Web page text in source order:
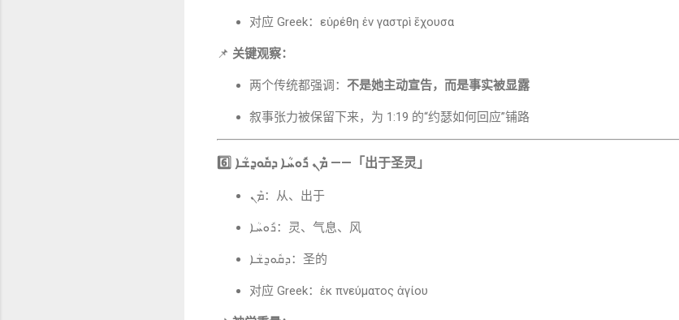
对应 Greek：εὑρέθη ἐν γαστρὶ ἔχουσα
📌 关键观察：
两个传统都强调： 不是她主动宣告，而是事实被显露
叙事张力被保留下来，为 1:19 的“约瑟如何回应”铺路
6️⃣ ܡܶܢ ܪܽܘܚܳܐ ܕܩܽܘܕ݂ܫܳܐ ——「出于圣灵」
ܡܶܢ：从、出于
ܪܽܘܚܳܐ：灵、气息、风
ܕܩܽܘܕ݂ܫܳܐ：圣的
对应 Greek：ἐκ πνεύματος ἁγίου